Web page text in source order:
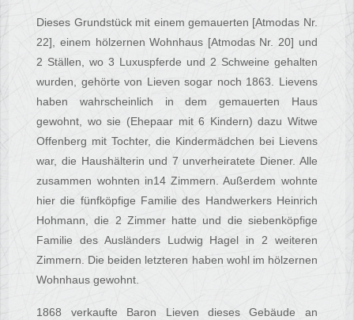
Dieses Grundstück mit einem gemauerten [Atmodas Nr.
22], einem hölzernen Wohnhaus [Atmodas Nr. 20] und
2 Ställen, wo 3 Luxuspferde und 2 Schweine gehalten
wurden, gehörte von Lieven sogar noch 1863. Lievens
haben wahrscheinlich in dem gemauerten Haus
gewohnt, wo sie (Ehepaar mit 6 Kindern) dazu Witwe
Offenberg mit Tochter, die Kindermädchen bei Lievens
war, die Haushälterin und 7 unverheiratete Diener. Alle
zusammen wohnten in14 Zimmern. Außerdem wohnte
hier die fünfköpfige Familie des Handwerkers Heinrich
Hohmann, die 2 Zimmer hatte und die siebenköpfige
Familie des Ausländers Ludwig Hagel in 2 weiteren
Zimmern. Die beiden letzteren haben wohl im hölzernen
Wohnhaus gewohnt.
1868 verkaufte Baron Lieven dieses Gebäude an